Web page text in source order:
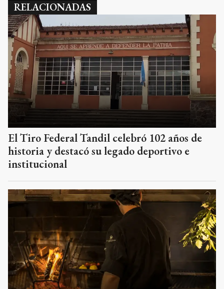
RELACIONADAS
El Tiro Federal Tandil celebró 102 años de
historia y destacó su legado deportivo e
institucional